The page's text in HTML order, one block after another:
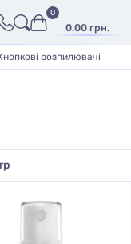
0.00 грн.
0
розпилювачі